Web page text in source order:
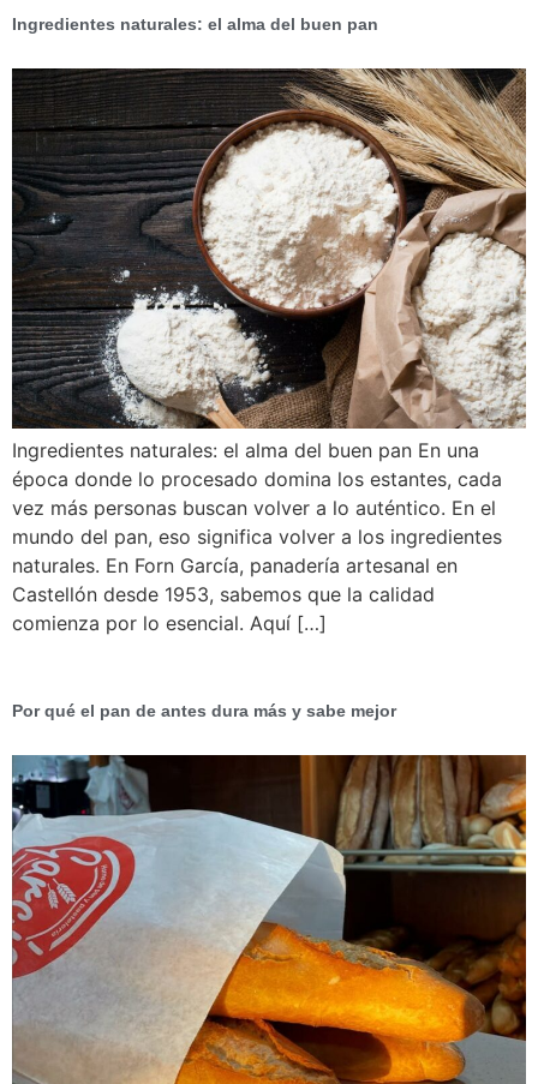
Ingredientes naturales: el alma del buen pan
Ingredientes naturales: el alma del buen pan En una
época donde lo procesado domina los estantes, cada
vez más personas buscan volver a lo auténtico. En el
mundo del pan, eso significa volver a los ingredientes
naturales. En Forn García, panadería artesanal en
Castellón desde 1953, sabemos que la calidad
comienza por lo esencial. Aquí […]
Por qué el pan de antes dura más y sabe mejor